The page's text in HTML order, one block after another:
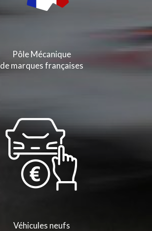
Pôle Mécanique
de marques françaises
Véhicules neufs